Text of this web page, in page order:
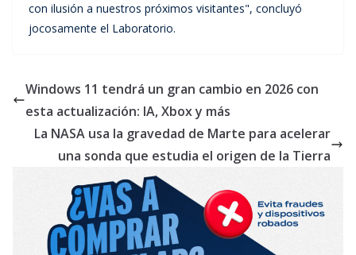
con ilusión a nuestros próximos visitantes", concluyó
jocosamente el Laboratorio.
Windows 11 tendrá un gran cambio en 2026 con
esta actualización: IA, Xbox y más
La NASA usa la gravedad de Marte para acelerar
una sonda que estudia el origen de la Tierra